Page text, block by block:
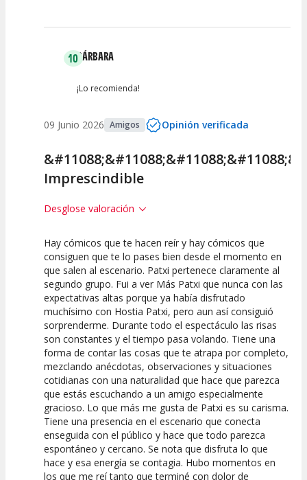
10BÁRBARA
¡Lo recomienda!
09 Junio 2026 Amigos Opinión verificada
Imprescindible
Desglose valoración
10
Calidad del
Espectáculo
10
Puesta en
Escena
10
Interpretación
artística
Hay cómicos que te hacen reír y hay cómicos que
consiguen que te lo pases bien desde el momento en
que salen al escenario. Patxi pertenece claramente al
segundo grupo. Fui a ver Más Patxi que nunca con las
expectativas altas porque ya había disfrutado
muchísimo con Hostia Patxi, pero aun así consiguió
sorprenderme. Durante todo el espectáculo las risas
son constantes y el tiempo pasa volando. Tiene una
forma de contar las cosas que te atrapa por completo,
mezclando anécdotas, observaciones y situaciones
cotidianas con una naturalidad que hace que parezca
que estás escuchando a un amigo especialmente
gracioso. Lo que más me gusta de Patxi es su carisma.
Tiene una presencia en el escenario que conecta
enseguida con el público y hace que todo parezca
espontáneo y cercano. Se nota que disfruta lo que
hace y esa energía se contagia. Hubo momentos en
los que me reí tanto que terminé con dolor de